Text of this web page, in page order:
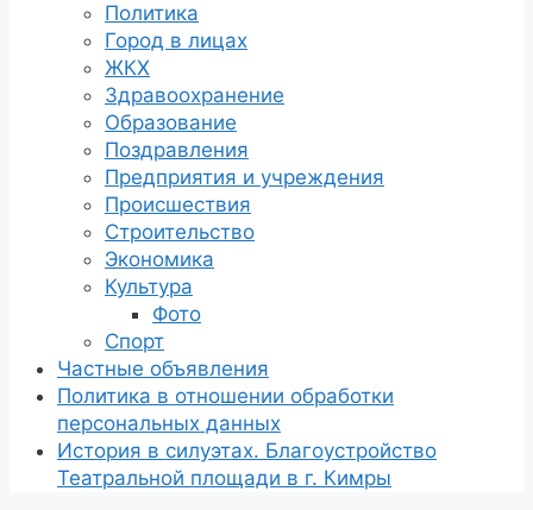
Политика
Город в лицах
ЖКХ
Здравоохранение
Образование
Поздравления
Предприятия и учреждения
Происшествия
Строительство
Экономика
Культура
Фото
Спорт
Частные объявления
Политика в отношении обработки
персональных данных
История в силуэтах. Благоустройство
Театральной площади в г. Кимры